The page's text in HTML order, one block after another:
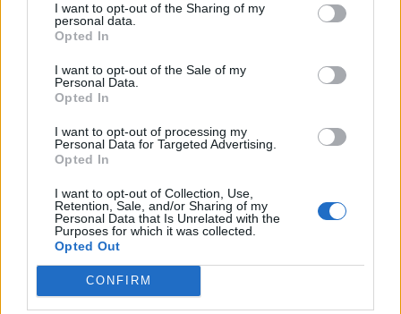
I want to opt-out of the Sharing of my
personal data.
Opted In
I want to opt-out of the Sale of my
Personal Data.
Opted In
I want to opt-out of processing my
Personal Data for Targeted Advertising.
Opted In
I want to opt-out of Collection, Use,
Retention, Sale, and/or Sharing of my
Personal Data that Is Unrelated with the
Purposes for which it was collected.
Opted Out
CONFIRM
– Θεωρείτε βασική αιτία μετατόπισης των
Πασοκτζήδων προς τον ΣΥΡΙΖΑ, τη συμμετοχή
πολλών στελεχών του ΠΑΣΟΚ στη διακυβέρνηση